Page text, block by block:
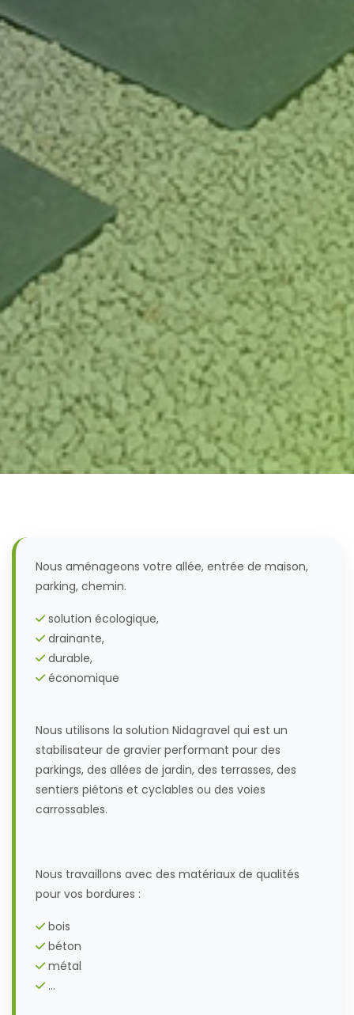
Nous aménageons votre allée, entrée de maison,
parking, chemin.
solution écologique,
drainante,
durable,
économique
Nous utilisons la solution Nidagravel qui est un
stabilisateur de gravier performant pour des
parkings, des allées de jardin, des terrasses, des
sentiers piétons et cyclables ou des voies
carrossables.
Nous travaillons avec des matériaux de qualités
pour vos bordures :
bois
béton
métal
...